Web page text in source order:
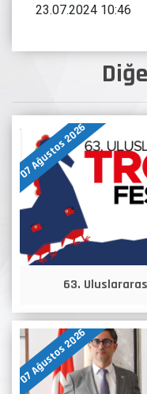
07 Ağustos 2026
63.
07 Ağustos 2026
23.07.2024 10:46